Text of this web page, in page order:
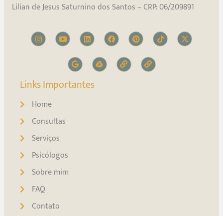
Lilian de Jesus Saturnino dos Santos – CRP: 06/209891
Links Importantes
Home
Consultas
Serviços
Psicólogos
Sobre mim
FAQ
Contato